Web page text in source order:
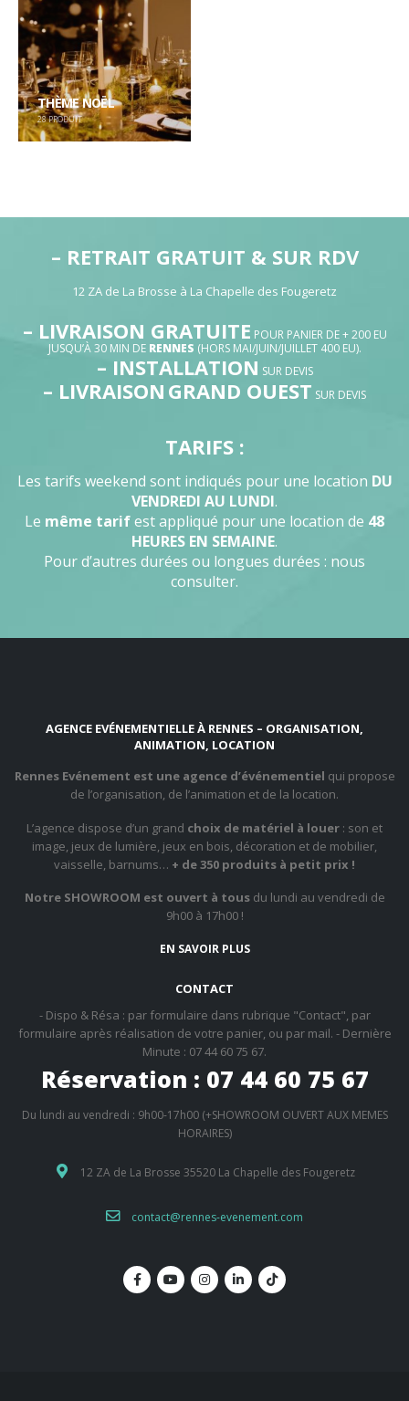
THÈME NOËL
28PRODUIT
– RETRAIT GRATUIT & SUR RDV
12 ZA de La Brosse à La Chapelle des Fougeretz
– LIVRAISON GRATUITE POUR PANIER DE + 200 EU
JUSQU’À 30 MIN DE RENNES (HORS MAI/JUIN/JUILLET 400 EU).
– INSTALLATION SUR DEVIS
– LIVRAISON GRAND OUEST SUR DEVIS
TARIFS :
Les tarifs weekend sont indiqués pour une location DU
VENDREDI AU LUNDI.
Le même tarifest appliqué pour une location de 48
HEURES EN SEMAINE.
Pour d’autres durées ou longues durées : nous
consulter.
AGENCE EVÉNEMENTIELLE À RENNES – ORGANISATION,
ANIMATION, LOCATION
Rennes Evénement est une agence d’événementiel qui propose
de l’organisation, de l’animation et de la location.
L’agence dispose d’un grand choix de matériel à louer : son et
image, jeux de lumière, jeux en bois, décoration et de mobilier,
vaisselle, barnums… + de 350 produits à petit prix !
Notre SHOWROOM est ouvert à tousdu lundi au vendredi de
9h00 à 17h00 !
EN SAVOIR PLUS
CONTACT
- Dispo & Résa : par formulaire dans rubrique "Contact", par
formulaire après réalisation de votre panier, ou par mail. - Dernière
Minute : 07 44 60 75 67.
Réservation : 07 44 60 75 67
Du lundi au vendredi : 9h00-17h00 (+SHOWROOM OUVERT AUX MEMES
HORAIRES)
12 ZA de La Brosse 35520 La Chapelle des Fougeretz
contact@rennes-evenement.com